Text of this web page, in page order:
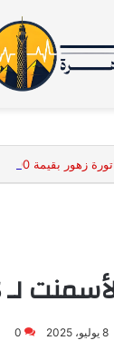
لـ 5 آلاف
8 يوليو، 2025 0